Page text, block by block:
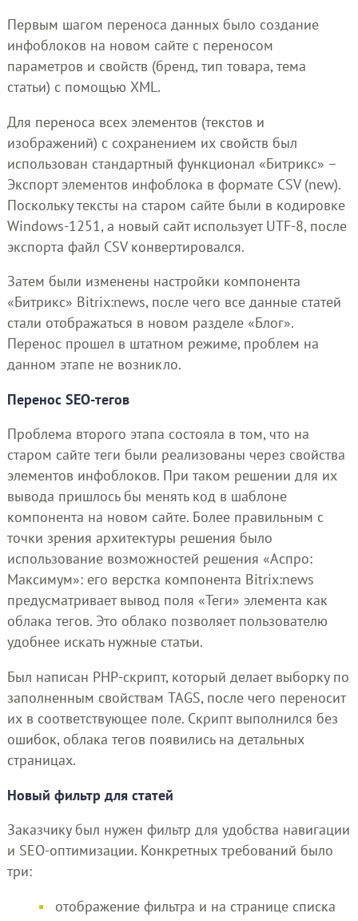
Первым шагом переноса данных было создание
инфоблоков на новом сайте с переносом
параметров и свойств (бренд, тип товара, тема
статьи) с помощью XML.
Для переноса всех элементов (текстов и
изображений) с сохранением их свойств был
использован стандартный функционал «Битрикс» –
Экспорт элементов инфоблока в формате CSV (new).
Поскольку тексты на старом сайте были в кодировке
Windows-1251, а новый сайт использует UTF-8, после
экспорта файл CSV конвертировался.
Затем были изменены настройки компонента
«Битрикс» Bitrix:news, после чего все данные статей
стали отображаться в новом разделе «Блог».
Перенос прошел в штатном режиме, проблем на
данном этапе не возникло.
Перенос SEO-тегов
Проблема второго этапа состояла в том, что на
старом сайте теги были реализованы через свойства
элементов инфоблоков. При таком решении для их
вывода пришлось бы менять код в шаблоне
компонента на новом сайте. Более правильным с
точки зрения архитектуры решения было
использование возможностей решения «Аспро:
Максимум»: его верстка компонента Bitrix:news
предусматривает вывод поля «Теги» элемента как
облака тегов. Это облако позволяет пользователю
удобнее искать нужные статьи.
Был написан PHP-скрипт, который делает выборку по
заполненным свойствам TAGS, после чего переносит
их в соответствующее поле. Скрипт выполнился без
ошибок, облака тегов появились на детальных
страницах.
Новый фильтр для статей
Заказчику был нужен фильтр для удобства навигации
и SEO-оптимизации. Конкретных требований было
три:
отображение фильтра и на странице списка